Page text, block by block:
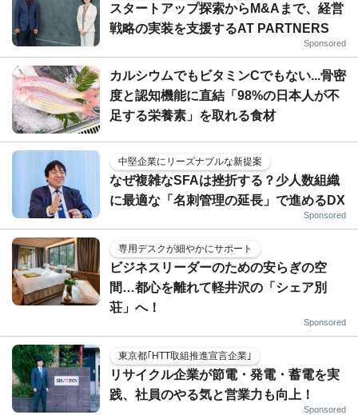
スタートアップ探索からM&Aまで、経営
戦略の実装を支援するAT PARTNERS
Sponsored
カルシウムでもビタミンCでもない...骨密
度と認知機能に直結「98%の日本人が不
足する栄養素」を取れる食材
中堅企業にリーズナブルな新提案
なぜ複雑なSFAは挫折する？少人数組織
に最適な「名刺管理の延長」で進めるDX
Sponsored
専用デスクが細やかにサポート
ビジネスリーダーのための安らぎの空
間…都心を離れて軽井沢の「シェア別
荘」へ！
Sponsored
東京都｢HTT取組推進宣言企業｣
リサイクル企業が節電・発電・蓄電を実
践、社員のやる気と営業力も向上！
Sponsored